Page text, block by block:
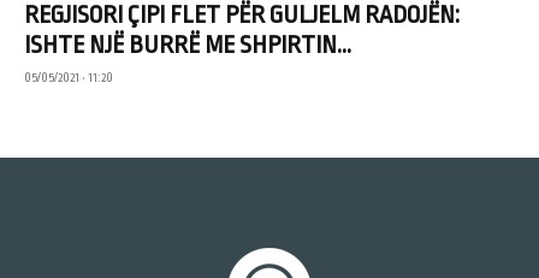
REGJISORI ÇIPI FLET PËR GULJELM RADOJËN:
ISHTE NJË BURRË ME SHPIRTIN...
05/05/2021 • 11:20